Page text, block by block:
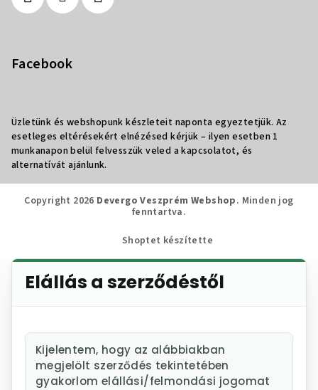
Facebook
Üzletünk és webshopunk készleteit naponta egyeztetjük. Az
esetleges eltérésekért elnézésed kérjük – ilyen esetben 1
munkanapon belül felvesszük veled a kapcsolatot, és
alternatívát ajánlunk.
Copyright 2026 Devergo Veszprém Webshop. Minden jog
fenntartva.
Shoptet készítette
Elállás a szerződéstől
Kijelentem, hogy az alábbiakban
megjelölt szerződés tekintetében
gyakorlom elállási/felmondási jogomat